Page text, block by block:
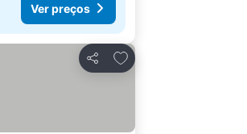
Ver preços
Partilhar
Adicionar aos favoritos